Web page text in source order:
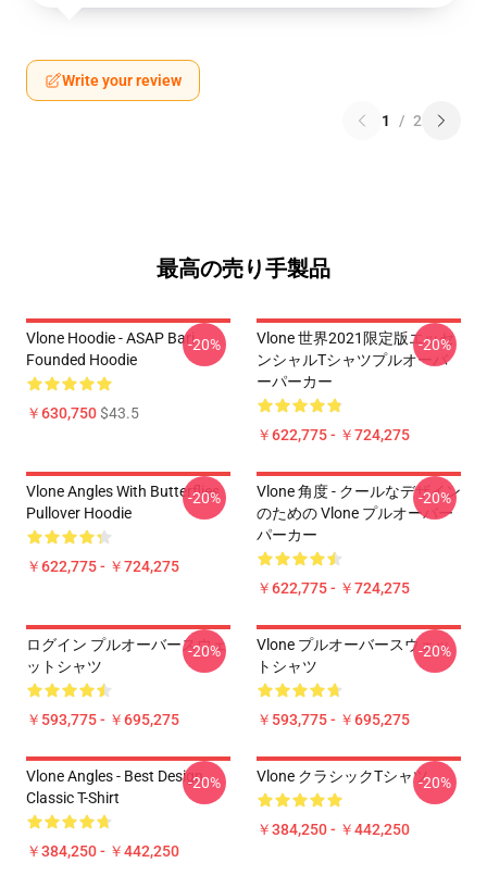
Write your review
1 / 2
最高の売り手製品
Vlone Hoodie - ASAP Bari
Founded Hoodie
￥630,750$43.5
-20%
Vlone 世界2021限定版エッセ
ンシャルTシャツプルオーバ
ーパーカー
￥622,775 - ￥724,275
-20%
Vlone Angles With Butterflies
Pullover Hoodie
￥622,775 - ￥724,275
-20%
Vlone 角度 - クールなデザイン
のための Vlone プルオーバー
パーカー
￥622,775 - ￥724,275
-20%
ログイン プルオーバースウェ
ットシャツ
￥593,775 - ￥695,275
-20%
Vlone プルオーバースウェッ
トシャツ
￥593,775 - ￥695,275
-20%
Vlone Angles - Best Design
Classic T-Shirt
￥384,250 - ￥442,250
-20% Vlone クラシックTシャツ
￥384,250 - ￥442,250
-20%